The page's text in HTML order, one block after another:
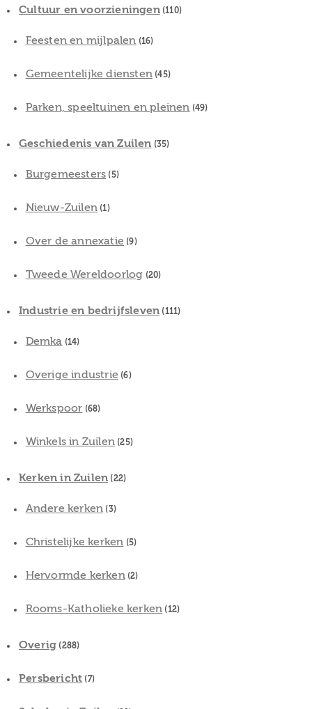
Cultuur en voorzieningen(110)
Feesten en mijlpalen (16)
Gemeentelijke diensten (45)
Parken, speeltuinen en pleinen (49)
Geschiedenis van Zuilen (35)
Burgemeesters (5)
Nieuw-Zuilen (1)
Over de annexatie (9)
Tweede Wereldoorlog (20)
Industrie en bedrijfsleven (111)
Demka (14)
Overige industrie (6)
Werkspoor (68)
Winkels in Zuilen (25)
Kerken in Zuilen (22)
Andere kerken (3)
Christelijke kerken (5)
Hervormde kerken(2)
Rooms-Katholieke kerken (12)
Overig (288)
Persbericht (7)